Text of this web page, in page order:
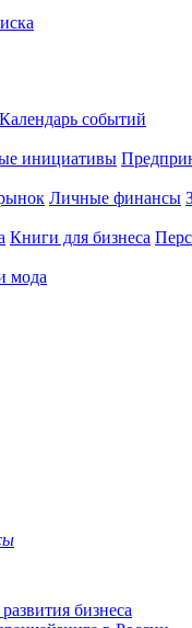
Календарь событий
инициативы
Личные финансы
Книги для бизнеса
мода
бизнеса